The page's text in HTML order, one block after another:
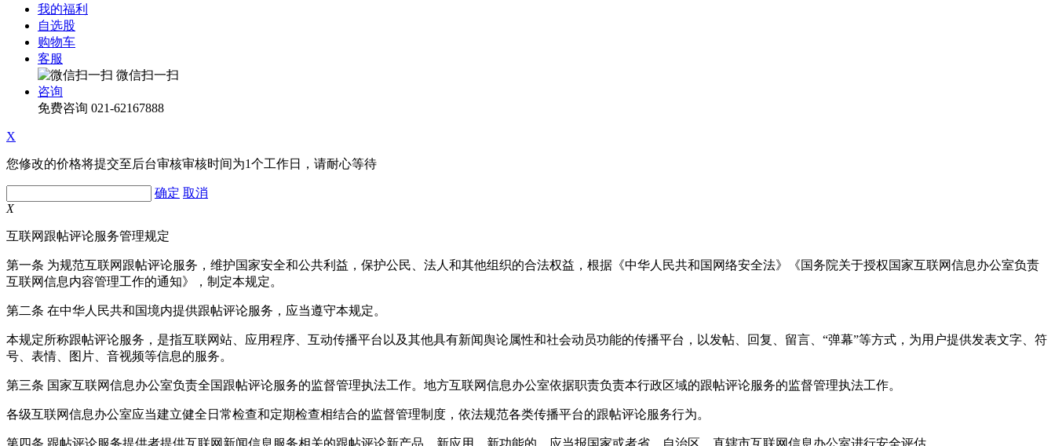
我的福利
自选股
购物车
客服
微信扫一扫
咨询
免费咨询 021-62167888
X
您修改的价格将提交至后台审核审核时间为1个工作日，请耐心等待
确定 取消
X
互联网跟帖评论服务管理规定
第一条 为规范互联网跟帖评论服务，维护国家安全和公共利益，保护公民、法人和其他组织的合法权益，根据《中华人民共和国网络安全法》《国务院关于授权国家互联网信息办公室负责
互联网信息内容管理工作的通知》，制定本规定。
第二条 在中华人民共和国境内提供跟帖评论服务，应当遵守本规定。
本规定所称跟帖评论服务，是指互联网站、应用程序、互动传播平台以及其他具有新闻舆论属性和社会动员功能的传播平台，以发帖、回复、留言、“弹幕”等方式，为用户提供发表文字、符
号、表情、图片、音视频等信息的服务。
第三条 国家互联网信息办公室负责全国跟帖评论服务的监督管理执法工作。地方互联网信息办公室依据职责负责本行政区域的跟帖评论服务的监督管理执法工作。
各级互联网信息办公室应当建立健全日常检查和定期检查相结合的监督管理制度，依法规范各类传播平台的跟帖评论服务行为。
第四条 跟帖评论服务提供者提供互联网新闻信息服务相关的跟帖评论新产品、新应用、新功能的，应当报国家或者省、自治区、直辖市互联网信息办公室进行安全评估。